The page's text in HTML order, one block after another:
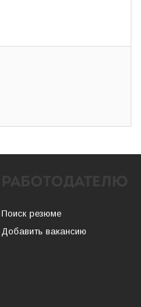
Поиск резюме
Добавить вакансию